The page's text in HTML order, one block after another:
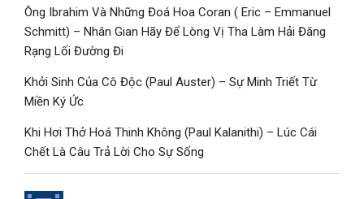
Ông Ibrahim Và Những Đoá Hoa Coran ( Eric – Emmanuel
Schmitt) – Nhân Gian Hãy Để Lòng Vị Tha Làm Hải Đăng
Rạng Lối Đường Đi
Khởi Sinh Của Cô Độc (Paul Auster) – Sự Minh Triết Từ
Miền Ký Ức
Khi Hơi Thở Hoá Thinh Không (Paul Kalanithi) – Lúc Cái
Chết Là Câu Trả Lời Cho Sự Sống